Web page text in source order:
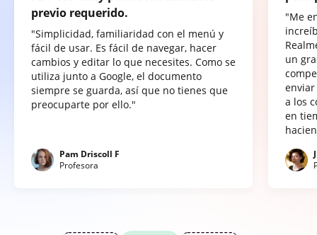
previo requerido.
"Simplicidad, familiaridad con el menú y
fácil de usar. Es fácil de navegar, hacer
cambios y editar lo que necesites. Como se
utiliza junto a Google, el documento
siempre se guarda, así que no tienes que
preocuparte por ello."
Pam Driscoll F
Profesora
"Me
un
a los
en